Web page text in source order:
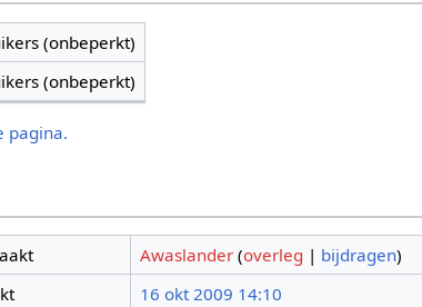
(onbeperkt)
(onbeperkt)
pagina.
Awaslander (overleg | bijdragen)
16 okt 2009 14:10